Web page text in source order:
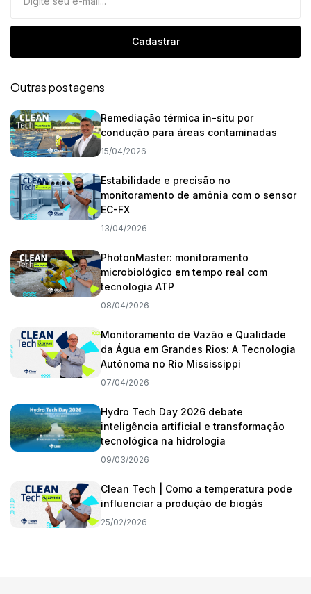
Cadastrar
Outras postagens
Remediação térmica in-situ por
condução para áreas contaminadas
15/04/2026
Estabilidade e precisão no
monitoramento de amônia com o sensor
EC-FX
13/04/2026
PhotonMaster: monitoramento
microbiológico em tempo real com
tecnologia ATP
08/04/2026
Monitoramento de Vazão e Qualidade
da Água em Grandes Rios: A Tecnologia
Autônoma no Rio Mississippi
07/04/2026
Hydro Tech Day 2026 debate
inteligência artificial e transformação
tecnológica na hidrologia
09/03/2026
Clean Tech | Como a temperatura pode
influenciar a produção de biogás
25/02/2026